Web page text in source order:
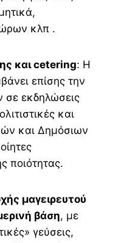
κλπ .
και cetering: Η
επίσης την
εκδηλώσεις
και
και Δημόσιων
ποιότητας.
μαγειρευτού
βάση, με
γεύσεις,